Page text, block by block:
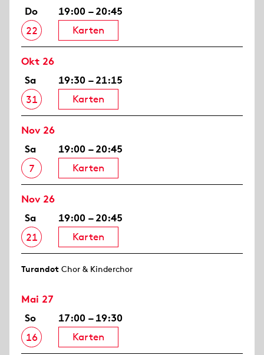
Do
22
19:00 – 20:45
Karten
Okt 26
Sa
31
19:30 – 21:15
Karten
Nov 26
Sa
7
19:00 – 20:45
Karten
Nov 26
Sa
21
19:00 – 20:45
Karten
Turandot Chor & Kinderchor
Mai 27
So
16
17:00 – 19:30
Karten